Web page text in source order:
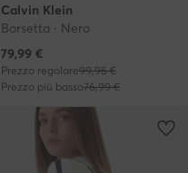
Calvin Klein
Borsetta · Nero
Prezzo attuale
79,99 €
Prezzo regolare99,95 €
Prezzo più basso76,99 €